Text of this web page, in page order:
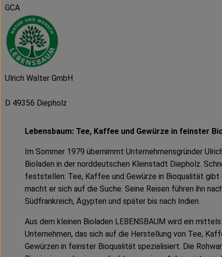
GCA
Ulrich Walter GmbH
D 49356 Diepholz
Lebensbaum: Tee, Kaffee und Gewürze in feinster
Im Sommer 1979 übernimmt Unternehmensgründer
Bioladen in der norddeutschen Kleinstadt Diepholz.
feststellen: Tee, Kaffee und Gewürze in Bioqualität gibt
macht er sich auf die Suche. Seine Reisen führen ihn
Südfrankreich, Ägypten und später bis nach Indien.
Aus dem kleinen Bioladen LEBENSBAUM wird ein
Unternehmen, das sich auf die Herstellung von Tee,
Gewürzen in feinster Bioqualität spezialisiert. Die